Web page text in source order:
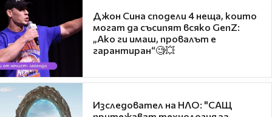
Джон Сина сподели 4 неща, които
могат да съсипят всяко GenZ:
„Ако ги имаш, провалът е
гарантиран“🧐💥
Изследовател на НЛО: "САЩ